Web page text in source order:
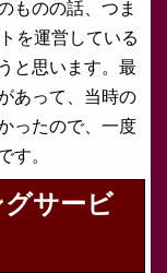
ものの話、つま
を運営している
と思います。最
あって、当時の
ったので、一度
す。
サービ